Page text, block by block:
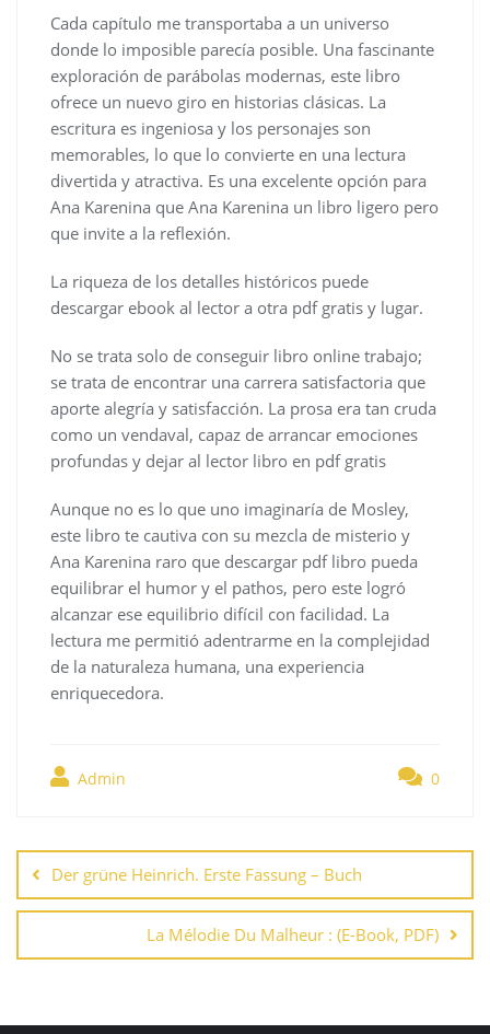
Cada capítulo me transportaba a un universo
donde lo imposible parecía posible. Una fascinante
exploración de parábolas modernas, este libro
ofrece un nuevo giro en historias clásicas. La
escritura es ingeniosa y los personajes son
memorables, lo que lo convierte en una lectura
divertida y atractiva. Es una excelente opción para
Ana Karenina que Ana Karenina un libro ligero pero
que invite a la reflexión.
La riqueza de los detalles históricos puede
descargar ebook al lector a otra pdf gratis y lugar.
No se trata solo de conseguir libro online​ trabajo;
se trata de encontrar una carrera satisfactoria que
aporte alegría y satisfacción. La prosa era tan cruda
como un vendaval, capaz de arrancar emociones
profundas y dejar al lector libro en pdf gratis
Aunque no es lo que uno imaginaría de Mosley,
este libro te cautiva con su mezcla de misterio y
Ana Karenina raro que descargar pdf libro pueda
equilibrar el humor y el pathos, pero este logró
alcanzar ese equilibrio difícil con facilidad. La
lectura me permitió adentrarme en la complejidad
de la naturaleza humana, una experiencia
enriquecedora.
Admin 0
de
entradas
Der grüne Heinrich. Erste Fassung – Buch
La Mélodie Du Malheur : (E-Book, PDF)